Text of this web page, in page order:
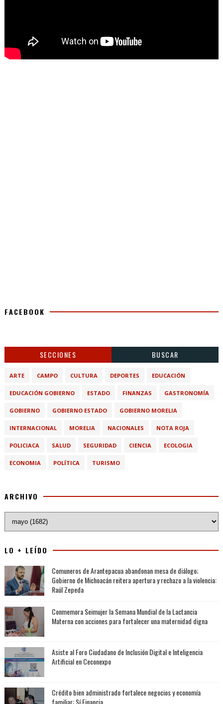
FACEBOOK
SECCIONES BUSCAR
ARTE CAMPO CULTURA DEPORTES EDUCACIÓN
EDUCACIÓN GOBIERNO ESTADO FINANZAS GASTRONOMÍA
GOBIERNO GOBIERNO ESTADO GOBIERNO MORELIA
INTERNACIONAL MORELIA NACIONALES NOTA ROJA
POLICIACA SALUD SEGURIDAD CIENCIA ECOLOGIA
ECONOMIA POLÍTICA TURISMO
ARCHIVO
LO + LEÍDO
Comuneros de Arantepacua abandonan mesa de diálogo;
Gobierno de Michoacán reitera apertura y rechazo a la violencia:
Raúl Zepeda
Conmemora Seimujer la Semana Mundial de la Lactancia
Materna con acciones para fortalecer una maternidad digna
Asiste al Foro Ciudadano de Inclusión Digital e Inteligencia
Artificial en Ceconexpo
Crédito bien administrado fortalece negocios y economía
familiar: Sí Financia